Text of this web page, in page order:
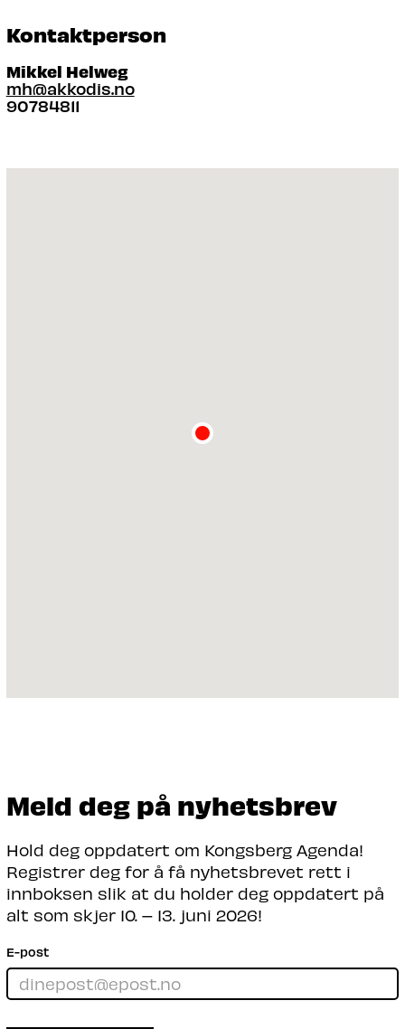
Kontaktperson
Mikkel Helweg
mh@akkodis.no
90784811
Meld deg på nyhetsbrev
Hold deg oppdatert om Kongsberg Agenda!
Registrer deg for å få nyhetsbrevet rett i
innboksen slik at du holder deg oppdatert på
alt som skjer 10. – 13. juni 2026!
E-post